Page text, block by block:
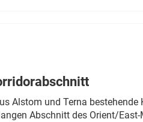
Alstom und Terna
Abschnitt des Orient/